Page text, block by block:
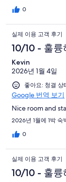
0
실제 이용 고객 후기
10/10 - 훌륭
Kevin
2026년 1월 4일
좋아요: 청결
Google 번역 보기
Nice room and
2026년 1월에 1박 숙
0
실제 이용 고객 후기
10/10 - 훌륭